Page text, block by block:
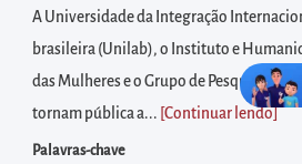
postas
no
rodapé
A Universidade da Integração
brasileira (Unilab), o Instituto e
das Mulheres e o Grupo de Pesquisa
tornam pública a... [Continuar lendo
Palavras-chave